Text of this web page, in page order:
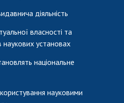
діяльність
власності та
наукових установах
національне
науковими